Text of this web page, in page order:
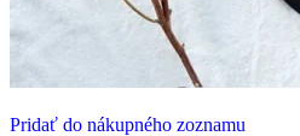
Pridať do nákupného zoznamu